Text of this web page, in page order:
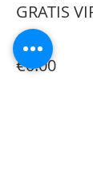
GRATIS
Price
€0.00